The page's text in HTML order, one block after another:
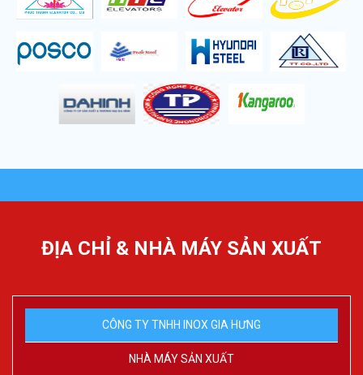
ĐỊA CHỈ & NHÀ MÁY SẢN XUẤT
CÔNG TY TNHH INOX GIA HƯNG
NHÀ MÁY SẢN XUẤT